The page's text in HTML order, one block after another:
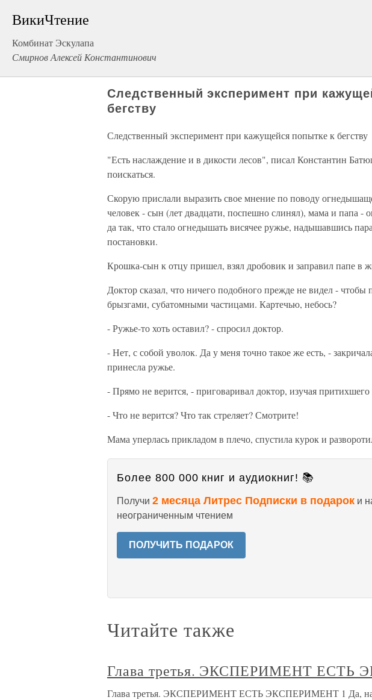
ВикиЧтение
Комбинат Эскулапа
Смирнов Алексей Константинович
Следственный эксперимент при
бегству
Следственный эксперимент при кажущейся попытке к бегству
"Есть наслаждение и в дикости лесов", писал Константин
поискаться.
Скорую прислали выразить свое мнение по поводу
человек - сын (лет двадцати, поспешно слинял), мама и папа -
да так, что стало огнедышать висячее ружье, надышавшись
постановки.
Крошка-сын к отцу пришел, взял дробовик и заправил папе в
Доктор сказал, что ничего подобного прежде не видел - чтобы
брызгами, субатомными частицами. Картечью, небось?
- Ружье-то хоть оставил? - спросил доктор.
- Нет, с собой уволок. Да у меня точно такое же есть, -
принесла ружье.
- Прямо не верится, - приговаривал доктор, изучая
- Что не верится? Что так стреляет? Смотрите!
Мама уперлась прикладом в плечо, спустила курок и
Более 800 000 книг и аудиокниг! 📚
Получи 2 месяца Литрес Подписки в подарок и
неограниченным чтением
ПОЛУЧИТЬ ПОДАРОК
Читайте также
Глава третья. ЭКСПЕРИМЕНТ ЕСТЬ
Глава третья. ЭКСПЕРИМЕНТ ЕСТЬ ЭКСПЕРИМЕНТ 1 Да,